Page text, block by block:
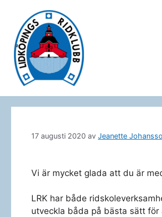
innehåll
17 augusti 2020 av Jeanette
Vi är mycket glada att du är
LRK har både
utveckla båda på bästa sätt för